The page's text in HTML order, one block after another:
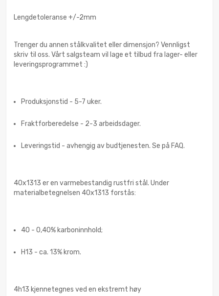
Lengdetoleranse +/-2mm
Trenger du annen stålkvalitet eller dimensjon? Vennligst
skriv til oss. Vårt salgsteam vil lage et tilbud fra lager- eller
leveringsprogrammet :)
Produksjonstid - 5-7 uker.
Fraktforberedelse - 2-3 arbeidsdager.
Leveringstid - avhengig av budtjenesten. Se på FAQ.
40x1313 er en varmebestandig rustfri stål. Under
materialbetegnelsen 40x1313 forstås:
40 - 0,40% karboninnhold;
H13 - ca. 13% krom.
4h13 kjennetegnes ved en ekstremt høy